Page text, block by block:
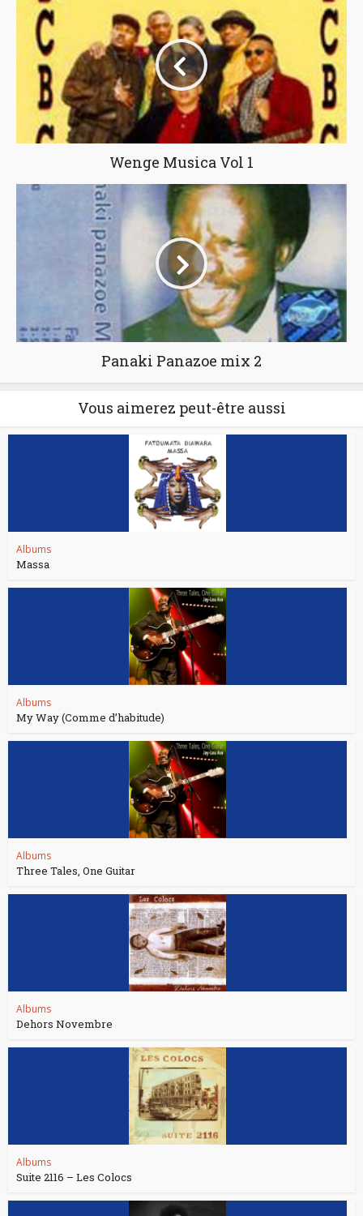
Wenge Musica Vol 1
Panaki Panazoe mix 2
Vous aimerez peut-être aussi
Albums
Massa
Albums
My Way (Comme d’habitude)
Albums
Three Tales, One Guitar
Albums
Dehors Novembre
Albums
Suite 2116 – Les Colocs